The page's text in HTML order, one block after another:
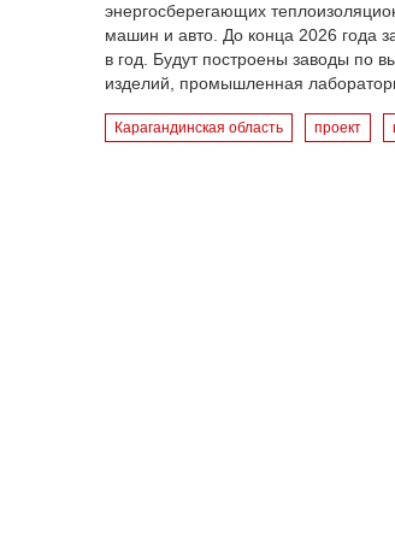
энергосберегающих
машин и авто. До конца 2026 года
в год. Будут построены заводы по
изделий, промышленная
Карагандинская область проект